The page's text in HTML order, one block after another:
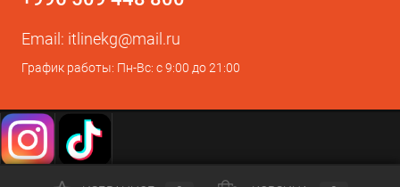
Email: itlinekg@mail.ru
График работы: Пн-Вс: с 9:00 до 21:00